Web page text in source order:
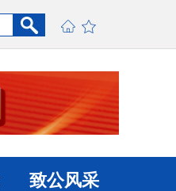
致公风采